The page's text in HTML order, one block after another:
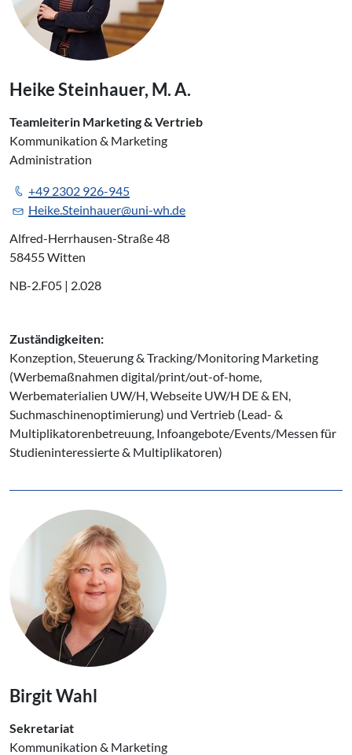
Heike Steinhauer, M. A.
Teamleiterin Marketing & Vertrieb
Kommunikation & Marketing
Administration
+49 2302 926-945
Heike.Steinhauer@uni-wh.de
Alfred-Herrhausen-Straße 48
58455 Witten
NB-2.F05 | 2.028
Zuständigkeiten:
Konzeption, Steuerung & Tracking/Monitoring Marketing
(Werbemaßnahmen digital/print/out-of-home,
Werbematerialien UW/H, Webseite UW/H DE & EN,
Suchmaschinenoptimierung) und Vertrieb (Lead- &
Multiplikatorenbetreuung, Infoangebote/Events/Messen für
Studieninteressierte & Multiplikatoren)
Birgit Wahl
Sekretariat
Kommunikation & Marketing